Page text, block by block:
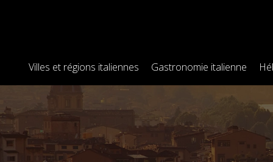
Villes et régions italiennes Gastronomie italienne